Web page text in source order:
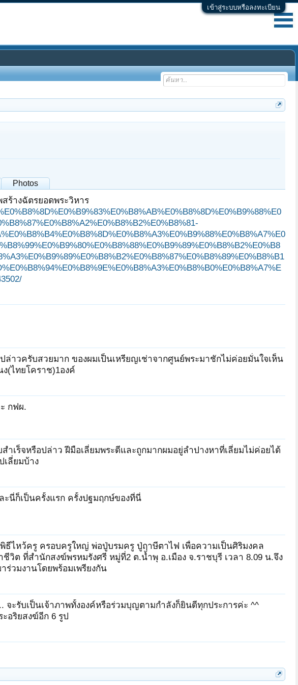
เข้าสู่ระบบหรือลงทะเบียน
Photos
ร้างฉัตรยอดพระวิหาร
าวครับสวยมาก ของผมเป็นเหรียญเช่าจากศูนย์พระมาชักไม่ค่อยมั่นใจเห็น
(ไทยโคราช)1องค์
กฟผ.
สำเร็จหรือปล่าว ฝีมือเลี่ยมพระดีและถูกมากผมอยู่ลำปางหาที่เลี่ยมไม่ค่อยได้
เลี่ยมบ้าง
นี่ก็เป็นครั้งแรก ครั้งปฐมฤกษ์ของที่นี่
ธีไหว้ครู ครอบครูใหญ่ พ่อปู่บรมครู ปู่ฤาษีตาไฟ เพื่อความเป็นศิริมงคล
วิต ที่สำนักสงฆ์พรหมรังศรี หมู่ที่2 ต.น้ำพุ อ.เมือง จ.ราชบุรี เวลา 8.09 น.จึง
ร่วมงานโดยพร้อมเพรียงกัน
ะรับเป็นเจ้าภาพทั้งองค์หรือร่วมบุญตามกำลังก็ยินดีทุกประการค่ะ ^^
อริยสงฆ์อีก 6 รูป